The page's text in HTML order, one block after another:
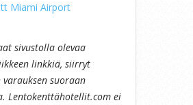
Miami Airport
sivustolla olevaa
linkkiä, siirryt
varauksen suoraan
Lentokenttähotellit.com ei